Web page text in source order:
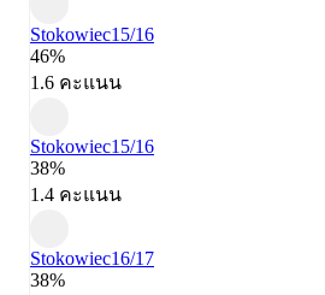
Stokowiec15/16
46%
1.6 คะแนน
Stokowiec15/16
38%
1.4 คะแนน
Stokowiec16/17
38%